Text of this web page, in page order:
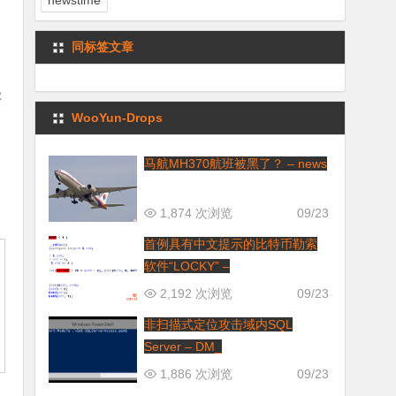
同标签文章
WooYun-Drops
马航MH370航班被黑了？ – news
09/23
1,874 次浏览
首例具有中文提示的比特币勒索
软件“LOCKY” –
09/23
2,192 次浏览
非扫描式定位攻击域内SQL
Server – DM_
09/23
1,886 次浏览